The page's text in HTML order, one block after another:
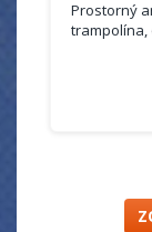
Prostorný
trampolína,